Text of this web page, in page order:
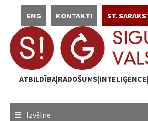
content
ST.
KONTAKTI
ENG
Izvēlne